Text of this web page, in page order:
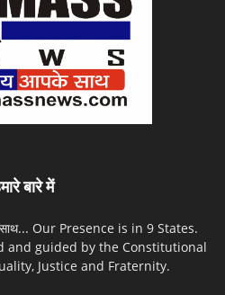
बारे में
Our Presence is in 9 States.
and guided by the Constitutional
Justice and Fraternity.